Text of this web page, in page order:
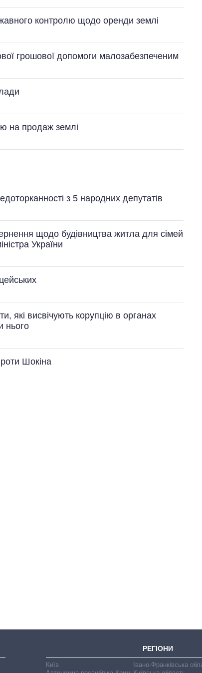
контролю щодо оренди землі
грошової допомоги малозабезпеченим
на продаж землі
з 5 народних депутатів
щодо будівництва житла для сімей
України
які висвічують корупцію в органах
нього
Шокіна
РЕГІОНИ
Київ
Івано-Франківська